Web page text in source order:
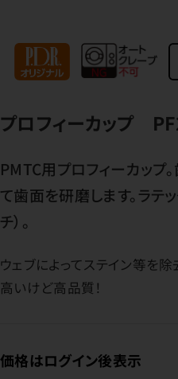
プロフィーカップ
PMTC用プロフィーカップ
て歯面を研磨します。ラテ
チ）。
ウェブによってステイン等を除
高いけど高品質！
価格はログイン後表示